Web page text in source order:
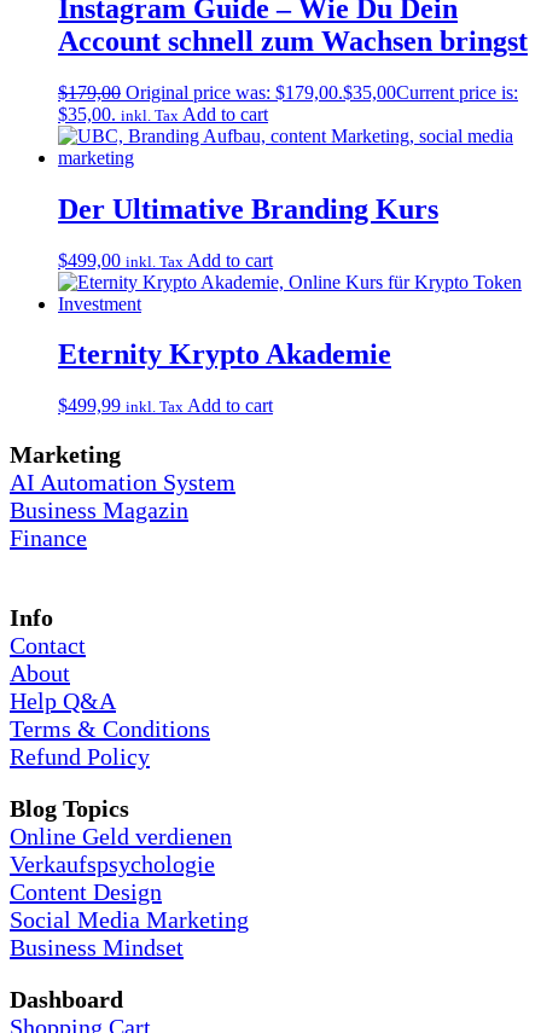
Instagram Guide – Wie Du Dein
Account schnell zum Wachsen bringst
$179,00 Original price was: $179,00.$35,00Current price is:
$35,00. inkl. Tax Add to cart
Der Ultimative Branding Kurs
$499,00 inkl. Tax Add to cart
Eternity Krypto Akademie
$499,99 inkl. Tax Add to cart
Marketing
AI Automation System
Business Magazin
Finance
Info
Contact
About
Help Q&A
Terms & Conditions
Refund Policy
Blog Topics
Online Geld verdienen
Verkaufspsychologie
Content Design
Social Media Marketing
Business Mindset
Dashboard
Shopping Cart